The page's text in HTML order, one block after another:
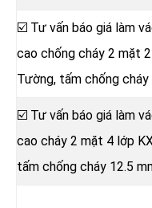
☑️ Tư vấn báo giá làm
cao chống cháy 2 mặt
Tường, tấm chống cháy
☑️ Tư vấn báo giá làm
cao cháy 2 mặt 4 lớp
tấm chống cháy 12.5